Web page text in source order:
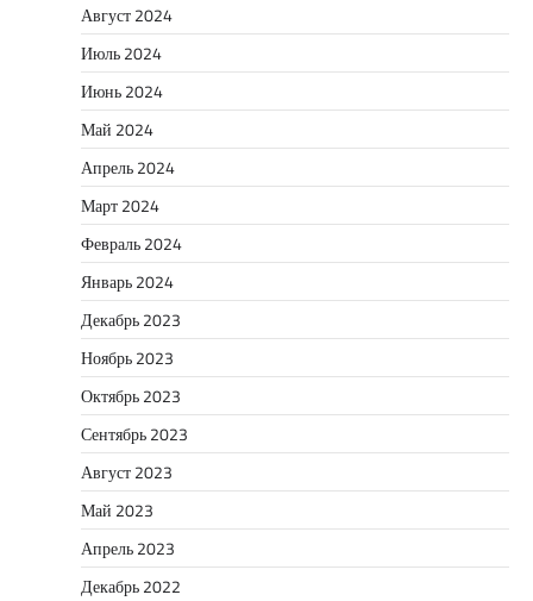
Август 2024
Июль 2024
Июнь 2024
Май 2024
Апрель 2024
Март 2024
Февраль 2024
Январь 2024
Декабрь 2023
Ноябрь 2023
Октябрь 2023
Сентябрь 2023
Август 2023
Май 2023
Апрель 2023
Декабрь 2022